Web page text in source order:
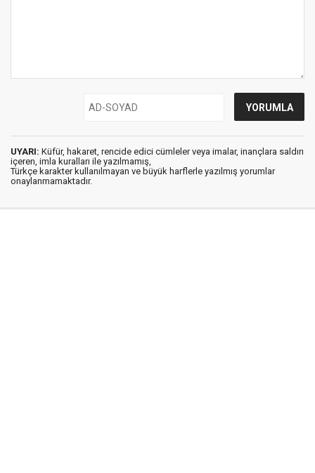
UYARI: Küfür, hakaret, rencide edici cümleler veya imalar, inançlara saldırı
içeren, imla kuralları ile yazılmamış,
Türkçe karakter kullanılmayan ve büyük harflerle yazılmış yorumlar
onaylanmamaktadır.